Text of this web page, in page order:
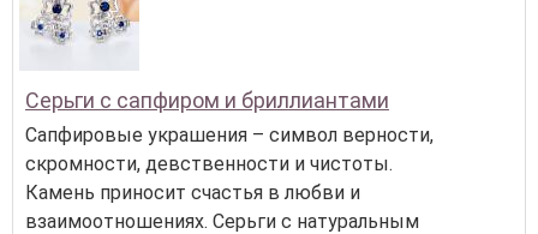
Серьги с сапфиром и бриллиантами
Сапфировые украшения – символ верности,
скромности, девственности и чистоты.
Камень приносит счастья в любви и
взаимоотношениях. Серьги с натуральным